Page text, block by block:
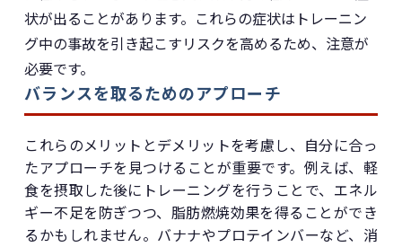
状が出ることがあります。これらの症状はトレーニン
グ中の事故を引き起こすリスクを高めるため、注意が
必要です。
バランスを取るためのアプローチ
これらのメリットとデメリットを考慮し、自分に合っ
たアプローチを見つけることが重要です。例えば、軽
食を摂取した後にトレーニングを行うことで、エネル
ギー不足を防ぎつつ、脂肪燃焼効果を得ることができ
るかもしれません。バナナやプロテインバーなど、消